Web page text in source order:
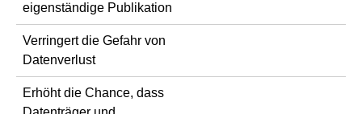
eigenständige Publikation
Verringert die Gefahr von
Datenverlust
Erhöht die Chance, dass